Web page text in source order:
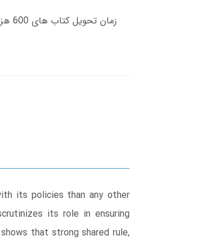
its policies than any other
its role in ensuring
that strong shared rule,